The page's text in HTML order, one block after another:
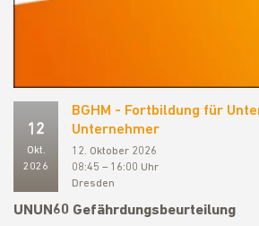
12
Okt.
2026
BGHM - Fortbildung für
Unternehmer
12. Oktober 2026
08:45 – 16:00 Uhr
Dresden
UNUN60 Gefährdungsbeurteilung